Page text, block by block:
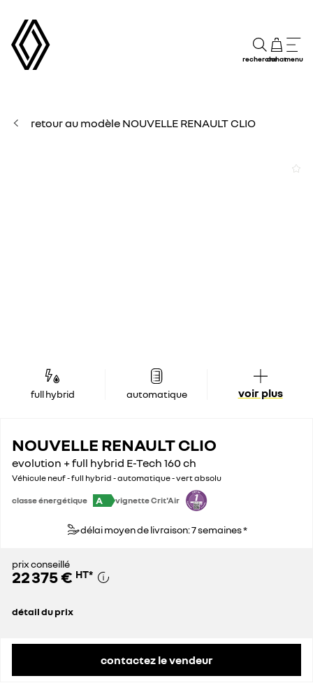
rechercheachatmenu
retour au modèle NOUVELLE RENAULT CLIO
full hybrid automatique voir plus
NOUVELLE RENAULT CLIO
evolution + full hybrid E-Tech 160 ch
Véhicule neuf - full hybrid - automatique - vert absolu
classe énergétique A vignette Crit'Air
délai moyen de livraison: 7 semaines *
prix conseillé
22 375 € HT*
détail du prix
contactez le vendeur